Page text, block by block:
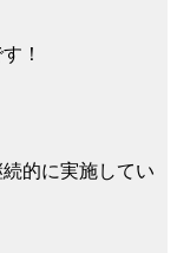
！
的に実施してい